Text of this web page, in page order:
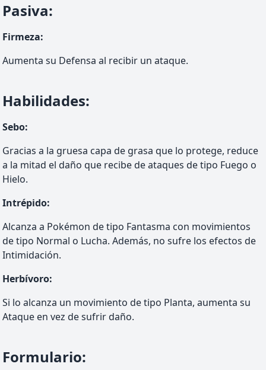
Pasiva:
Firmeza:
Aumenta su Defensa al recibir un ataque.
Habilidades:
Sebo:
Gracias a la gruesa capa de grasa que lo protege, reduce
a la mitad el daño que recibe de ataques de tipo Fuego o
Hielo.
Intrépido:
Alcanza a Pokémon de tipo Fantasma con movimientos
de tipo Normal o Lucha. Además, no sufre los efectos de
Intimidación.
Herbívoro:
Si lo alcanza un movimiento de tipo Planta, aumenta su
Ataque en vez de sufrir daño.
Formulario: